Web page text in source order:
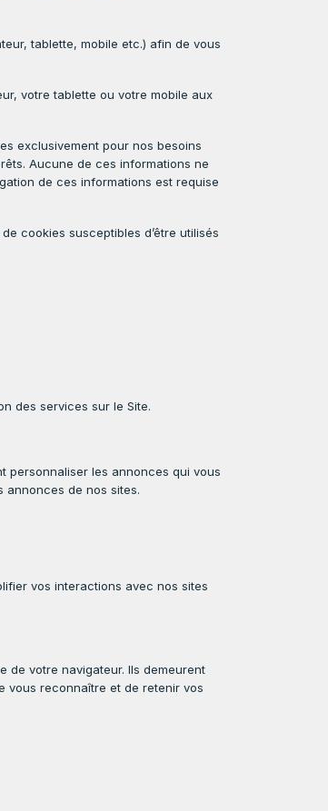
tablette, mobile etc.) afin de vous
votre tablette ou votre mobile aux
exclusivement pour nos besoins
Aucune de ces informations ne
de ces informations est requise
cookies susceptibles d’être utilisés
des services sur le Site.
personnaliser les annonces qui vous
annonces de nos sites.
vos interactions avec nos sites
de votre navigateur. Ils demeurent
vous reconnaître et de retenir vos